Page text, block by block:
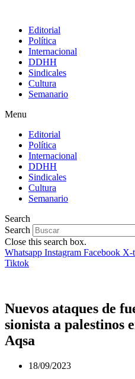
Editorial
Política
Internacional
DDHH
Sindicales
Cultura
Semanario
Menu
Editorial
Política
Internacional
DDHH
Sindicales
Cultura
Semanario
Search
Search
Close this search box.
Whatsapp Instagram Facebook X-
Tiktok
Nuevos ataques de
sionista a palestinos
Aqsa
18/09/2023